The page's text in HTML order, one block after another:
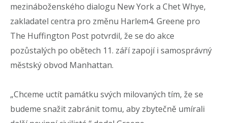
mezináboženského dialogu New York a Chet Whye,
zakladatel centra pro změnu Harlem4. Greene pro
The Huffington Post potvrdil, že se do akce
pozůstalých po obětech 11. září zapojí i samosprávný
městský obvod Manhattan.
„Chceme uctít památku svých milovaných tím, že se
budeme snažit zabránit tomu, aby zbytečně umírali